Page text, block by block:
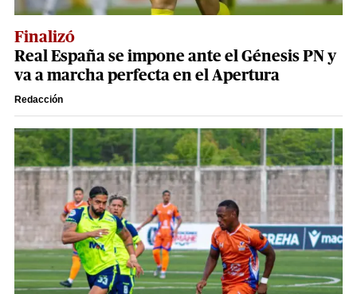
Finalizó
Real España se impone ante el Génesis PN y
va a marcha perfecta en el Apertura
Redacción